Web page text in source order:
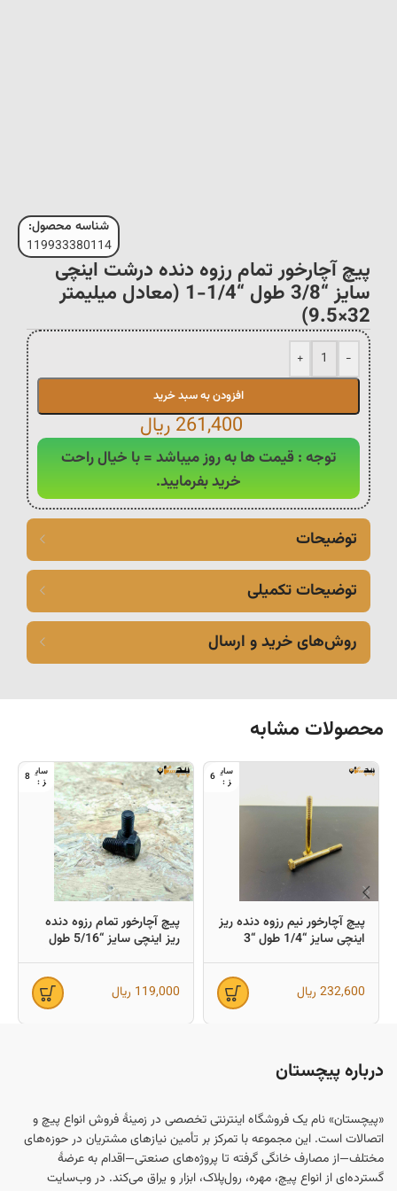
شناسه محصول:
119933380114
پیچ آچارخور تمام رزوه دنده درشت اینچی
سایز “3/8 طول “1/4-1 (معادل میلیمتر
32×9.5)
-
+
افزودن به سبد خرید
261,400 ریال
توجه : قیمت ها به روز میباشد = با خیال راحت
خرید بفرمایید.
توضیحات
توضیحات تکمیلی
روش‌های خرید و ارسال
محصولات مشابه
6
پیچ آچارخور نیم رزوه دنده ریز
اینچی سایز “1/4 طول “3
232,600 ریال
8
پیچ آچارخور تمام رزوه دنده
ریز اینچی سایز “5/16 طول
119,000 ریال
درباره پیچستان
«پیچستان» نام یک فروشگاه اینترنتی تخصصی در زمینهٔ فروش انواع پیچ و
اتصالات است. این مجموعه با تمرکز بر تأمین نیازهای مشتریان در حوزه‌های
مختلف—از مصارف خانگی گرفته تا پروژه‌های صنعتی—اقدام به عرضهٔ
گسترده‌ای از انواع پیچ، مهره، رول‌پلاک، ابزار و یراق می‌کند. در وب‌سایت